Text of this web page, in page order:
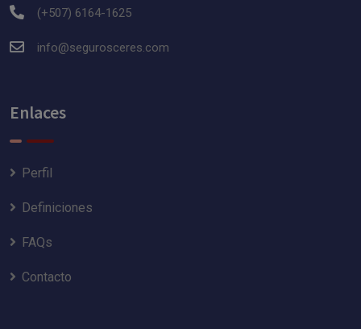
(+507) 6164-1625
info@segurosceres.com
Enlaces
Perfil
Definiciones
FAQs
Contacto